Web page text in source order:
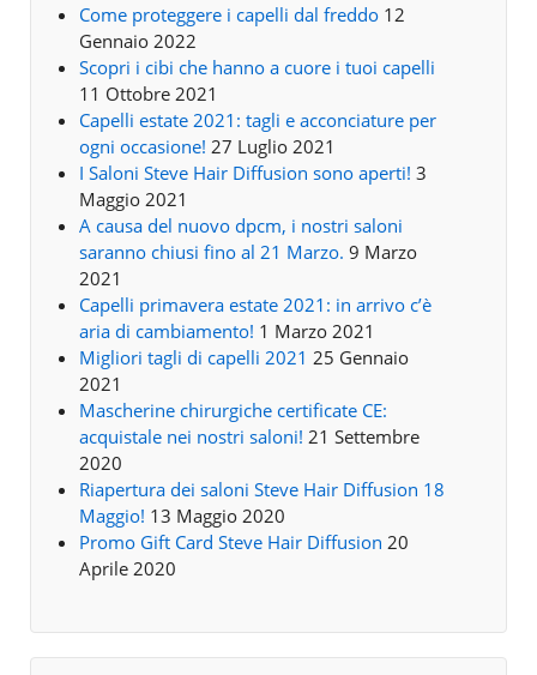
Come proteggere i capelli dal freddo 12
Gennaio 2022
Scopri i cibi che hanno a cuore i tuoi capelli
11 Ottobre 2021
Capelli estate 2021: tagli e acconciature per
ogni occasione! 27 Luglio 2021
I Saloni Steve Hair Diffusion sono aperti! 3
Maggio 2021
A causa del nuovo dpcm, i nostri saloni
saranno chiusi fino al 21 Marzo. 9 Marzo
2021
Capelli primavera estate 2021: in arrivo c’è
aria di cambiamento! 1 Marzo 2021
Migliori tagli di capelli 2021 25 Gennaio
2021
Mascherine chirurgiche certificate CE:
acquistale nei nostri saloni! 21 Settembre
2020
Riapertura dei saloni Steve Hair Diffusion 18
Maggio! 13 Maggio 2020
Promo Gift Card Steve Hair Diffusion 20
Aprile 2020